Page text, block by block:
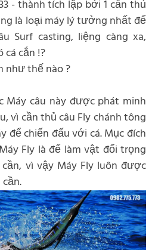
- thành tích lập bởi 1 cần thủ
là loại máy lý tưởng nhất để
Surf casting, liệng càng xa,
cá cắn !?
như thế nào ?
Máy câu này được phát minh
vì cần thủ câu Fly chánh tông
để chiến đấu với cá. Mục đích
Fly là để làm vật đối trọng
vì vậy Máy Fly luôn được